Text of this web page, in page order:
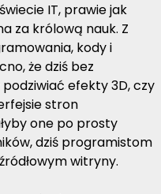
IT, prawie jak
za królową nauk. Z
kody i
że dziś bez
efekty 3D, czy
stron
one po prosty
dziś programistom
witryny.